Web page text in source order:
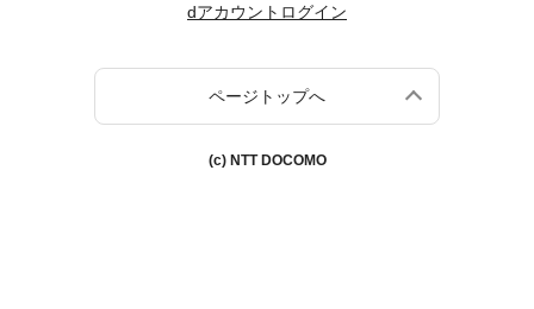
dアカウントログイン
ページトップへ
(c) NTT DOCOMO